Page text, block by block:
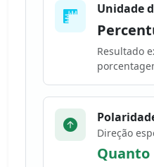
Unidade
Resultado
Direção